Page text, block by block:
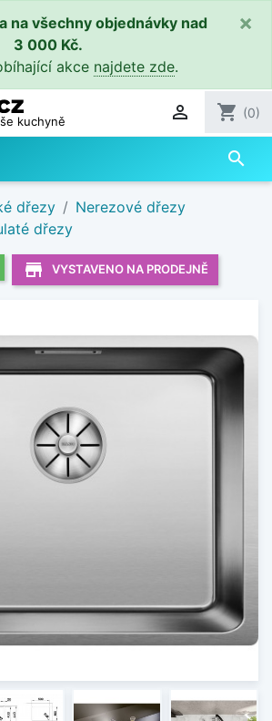
na všechny objednávky nad
3 000 Kč.
akce najdete zde.
×
kuchyně  shopping_cart (0)
search
dřezy
Nerezové dřezy
dřezy
store_mall_directory VYSTAVENO NA PRODEJNĚ